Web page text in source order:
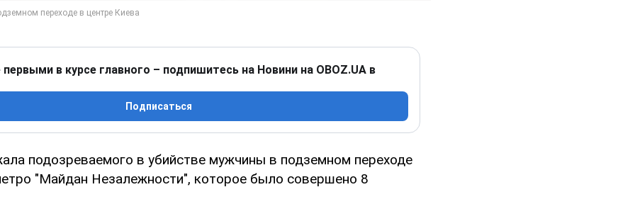
первыми в курсе главного – подпишитесь на Новини на OBOZ.UA в
Подписаться
подозреваемого в убийстве мужчины в подземном переходе
"Майдан Незалежности", которое было совершено 8